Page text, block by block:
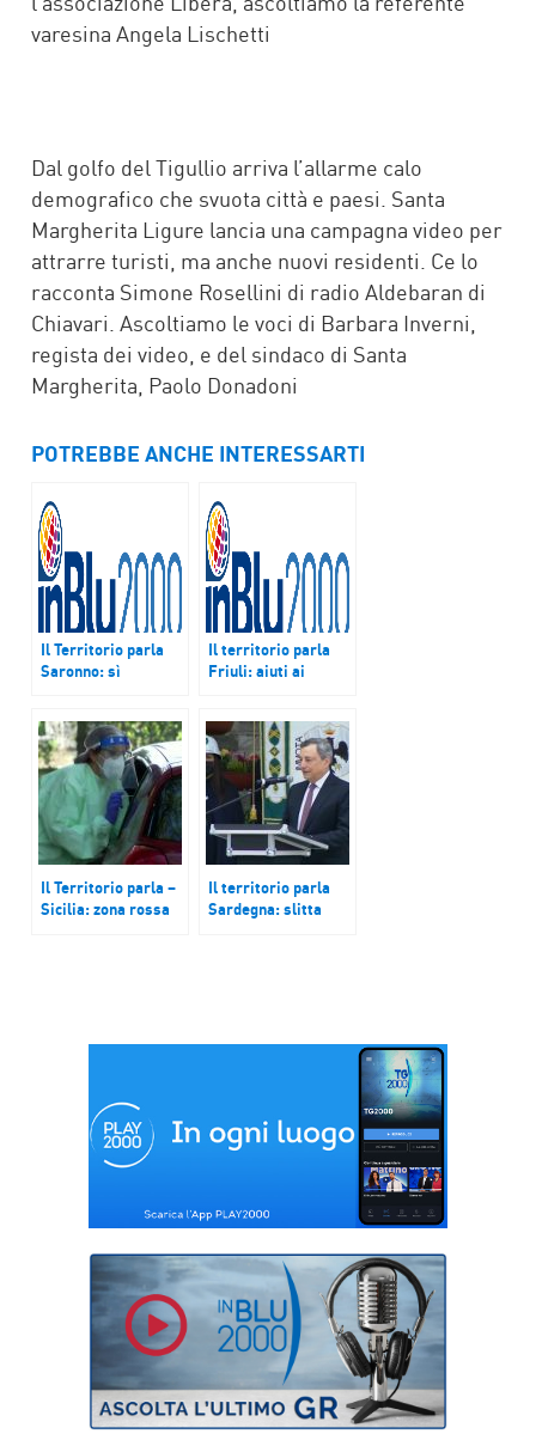
varesina Angela Lischetti
Dal golfo del Tigullio arriva l’allarme calo
demografico che svuota città e paesi. Santa
Margherita Ligure lancia una campagna video per
attrarre turisti, ma anche nuovi residenti. Ce lo
racconta Simone Rosellini di radio Aldebaran di
Chiavari. Ascoltiamo le voci di Barbara Inverni,
regista dei video, e del sindaco di Santa
Margherita, Paolo Donadoni
POTREBBE ANCHE INTERESSARTI
Il Territorio parla
Saronno: sì
Kairos Air;
Mistretta (ME):
donne capo-mafia
Il territorio parla
Friuli: aiuti ai
vaccinazioni;
Fasano (Br): nasce
hub vaccinale
Il Territorio parla –
Sicilia: zona rossa
Il territorio parla
Sardegna: slitta